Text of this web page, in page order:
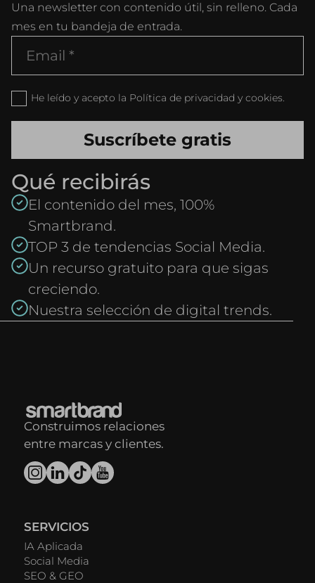
Una newsletter con contenido útil, sin relleno. Cada
mes en tu bandeja de entrada.
He leído y acepto la Política de privacidad y cookies.
Qué recibirás
El contenido del mes, 100%
Smartbrand.
TOP 3 de tendencias Social Media.
Un recurso gratuito para que sigas
creciendo.
Nuestra selección de digital trends.
Construimos relaciones
entre marcas y clientes.
SERVICIOS
IA Aplicada
Social Media
SEO & GEO